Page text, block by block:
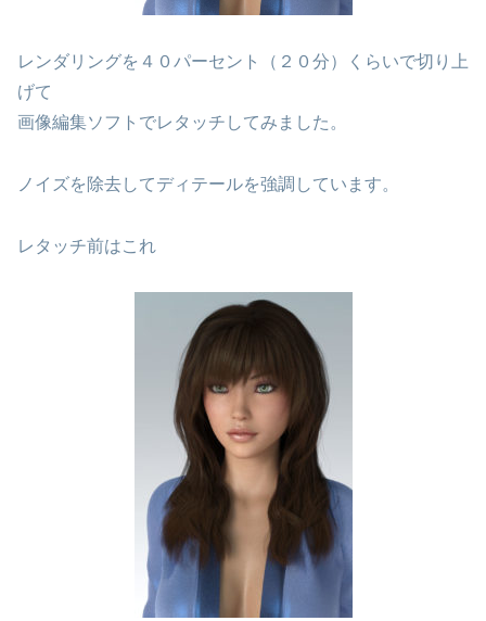
レンダリングを４０パーセント（２０分）くらいで切り上
げて
画像編集ソフトでレタッチしてみました。
ノイズを除去してディテールを強調しています。
レタッチ前はこれ